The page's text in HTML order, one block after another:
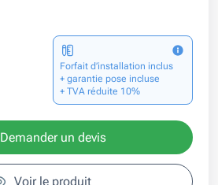
Forfait d’installation inclus
+ garantie pose incluse
+ TVA réduite 10%
Demander un devis
Voir le produit